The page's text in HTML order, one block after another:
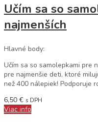
Učím sa so
najmenších
Hlavné body:
Učím sa so samolepkami pre
pre najmenšie deti, ktoré
než 400 nálepiek! Podporuje
6,50 € s DPH
Viac info